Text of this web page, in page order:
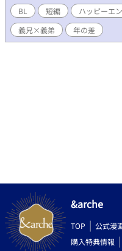
BL 短編 ハッピーエ
義兄×義弟
年の差
&arche
TOP 公式漫
購入特典情報